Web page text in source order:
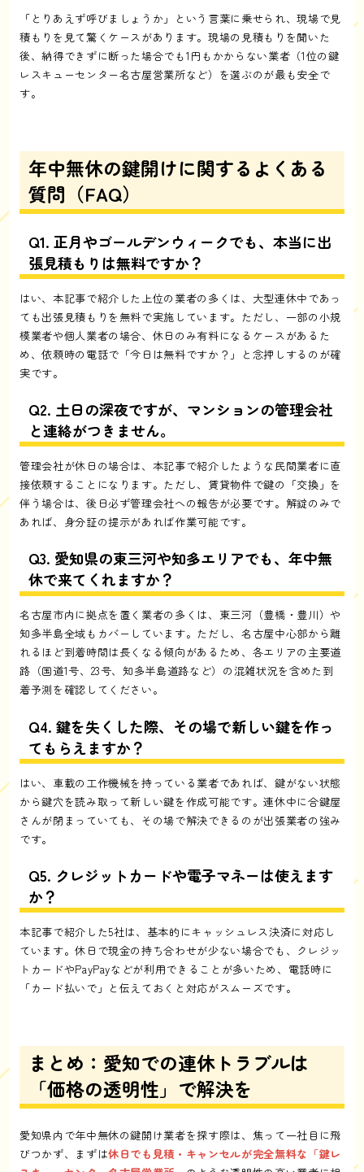
「とりあえず呼びましょうか」という言葉に乗せられ、現場で見
積もりを見て驚くケースがあります。現場の見積もりを聞いた
後、納得できずに断った場合でも1円もかからない業者（1位の鍵
レスキューセンター名古屋営業所など）を選ぶのが最も安全で
す。
年中無休の鍵開けに関するよくある
質問（FAQ）
Q1. 正月やゴールデンウィークでも、本当に出
張見積もりは無料ですか？
はい、本記事で紹介した上位の業者の多くは、大型連休中であっ
ても出張見積もりを無料で実施しています。ただし、一部の小規
模業者や個人業者の場合、休日のみ有料になるケースがあるた
め、依頼時の電話で「今日は無料ですか？」と念押しするのが確
実です。
Q2. 土日の深夜ですが、マンションの管理会社
と連絡がつきません。
管理会社が休日の場合は、本記事で紹介したような民間業者に直
接依頼することになります。ただし、賃貸物件で鍵の「交換」を
伴う場合は、後日必ず管理会社への報告が必要です。解錠のみで
あれば、身分証の提示があれば作業可能です。
Q3. 愛知県の東三河や知多エリアでも、年中無
休で来てくれますか？
名古屋市内に拠点を置く業者の多くは、東三河（豊橋・豊川）や
知多半島全域もカバーしています。ただし、名古屋中心部から離
れるほど到着時間は長くなる傾向があるため、各エリアの主要道
路（国道1号、23号、知多半島道路など）の混雑状況を含めた到
着予測を確認してください。
Q4. 鍵を失くした際、その場で新しい鍵を作っ
てもらえますか？
はい、車載の工作機械を持っている業者であれば、鍵がない状態
から鍵穴を読み取って新しい鍵を作成可能です。連休中に合鍵屋
さんが閉まっていても、その場で解決できるのが出張業者の強み
です。
Q5. クレジットカードや電子マネーは使えます
か？
本記事で紹介した5社は、基本的にキャッシュレス決済に対応し
ています。休日で現金の持ち合わせが少ない場合でも、クレジッ
トカードやPayPayなどが利用できることが多いため、電話時に
「カード払いで」と伝えておくと対応がスムーズです。
まとめ：愛知での連休トラブルは
「価格の透明性」で解決を
愛知県内で年中無休の鍵開け業者を探す際は、焦って一社目に飛
びつかず、まずは休日でも見積・キャンセルが完全無料な「鍵レ